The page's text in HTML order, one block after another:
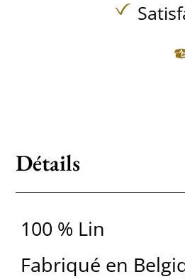
Détails
100 % Lin
Fabriqué en